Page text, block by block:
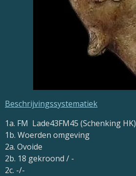
Beschrijvingssystematiek
1a. FM Lade43FM45 (Schenking HK)
1b. Woerden omgeving
2a. Ovoide
2b. 18 gekroond / -
2c. -/-